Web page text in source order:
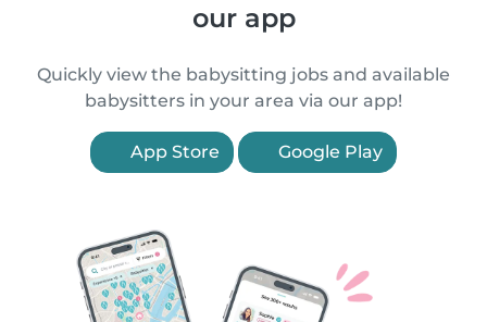
our app
Quickly view the babysitting jobs and available
babysitters in your area via our app!
App Store Google Play